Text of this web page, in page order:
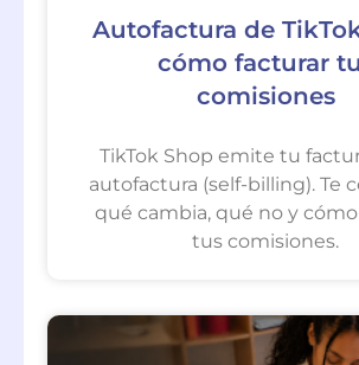
Autofactura de
cómo facturar
comisiones
TikTok Shop emite tu
autofactura (self-billing). Te
qué cambia, qué no y
tus comisiones.